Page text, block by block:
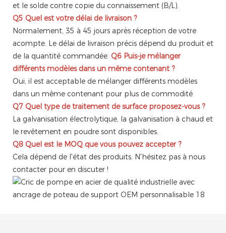
et le solde contre copie du connaissement (B/L).
Q5 Quel est votre délai de livraison ?
Normalement, 35 à 45 jours après réception de votre
acompte. Le délai de livraison précis dépend du produit et
de la quantité commandée. Q6 Puis-je mélanger
différents modèles dans un même contenant ?
Oui, il est acceptable de mélanger différents modèles
dans un même contenant pour plus de commodité.
Q7 Quel type de traitement de surface proposez-vous ?
La galvanisation électrolytique, la galvanisation à chaud et
le revêtement en poudre sont disponibles.
Q8 Quel est le MOQ que vous pouvez accepter ?
Cela dépend de l'état des produits. N'hésitez pas à nous
contacter pour en discuter !